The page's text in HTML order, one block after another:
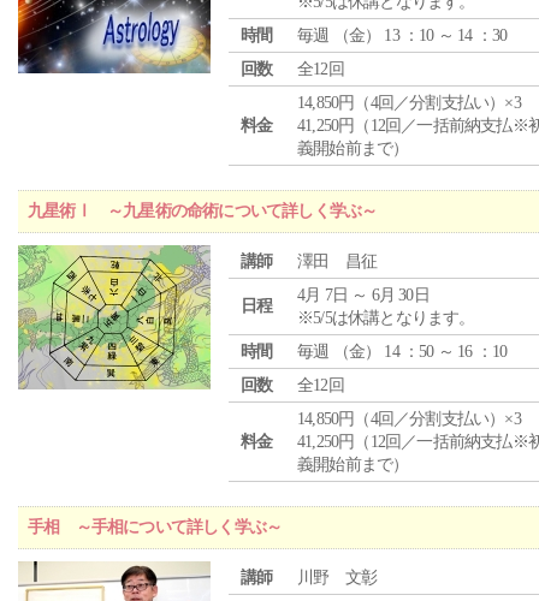
時間
毎週 （金） 13 ：10 ～ 14 ：30
回数
全12回
料金
14,850円（4回／分割支払い）×3
41,250円（12回／一括前納支払※
義開始前まで）
九星術Ⅰ ～九星術の命術について詳しく学ぶ～
講師 澤田 昌征
日程
4月 7日 ～ 6月 30日
※5/5は休講となります。
時間
毎週 （金） 14 ：50 ～ 16 ：10
回数
全12回
料金
14,850円（4回／分割支払い）×3
41,250円（12回／一括前納支払※
義開始前まで）
手相 ～手相について詳しく学ぶ～
講師 川野 文彰